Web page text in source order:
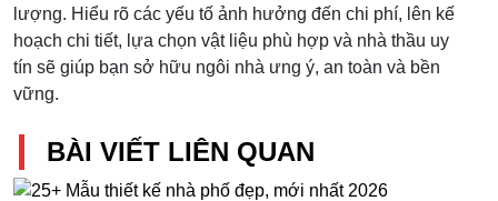
lượng. Hiểu rõ các yếu tố ảnh hưởng đến chi phí, lên kế
hoạch chi tiết, lựa chọn vật liệu phù hợp và nhà thầu uy
tín sẽ giúp bạn sở hữu ngôi nhà ưng ý, an toàn và bền
vững.
BÀI VIẾT LIÊN QUAN